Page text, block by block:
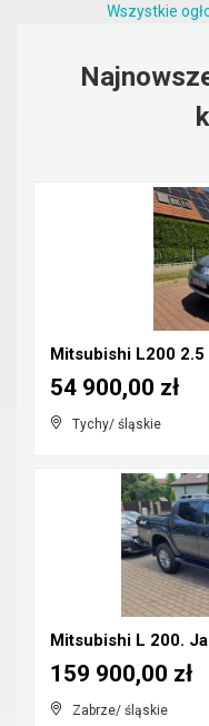
Wszystkie
Tychy/ śląskie
54 900,00 zł
Zabrze/ śląskie
159 900,00 zł